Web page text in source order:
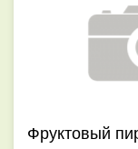
Фруктовый